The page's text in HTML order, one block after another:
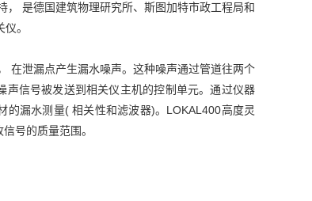
是德国建筑物理研究所、斯图加特市政工程局和
。
在泄漏点产生漏水噪声。这种噪声通过管道往两个
信号被发送到相关仪主机的控制单元。通过仪器
的漏水测量( 相关性和滤波器)。LOKAL400高度灵
号的质量范围。